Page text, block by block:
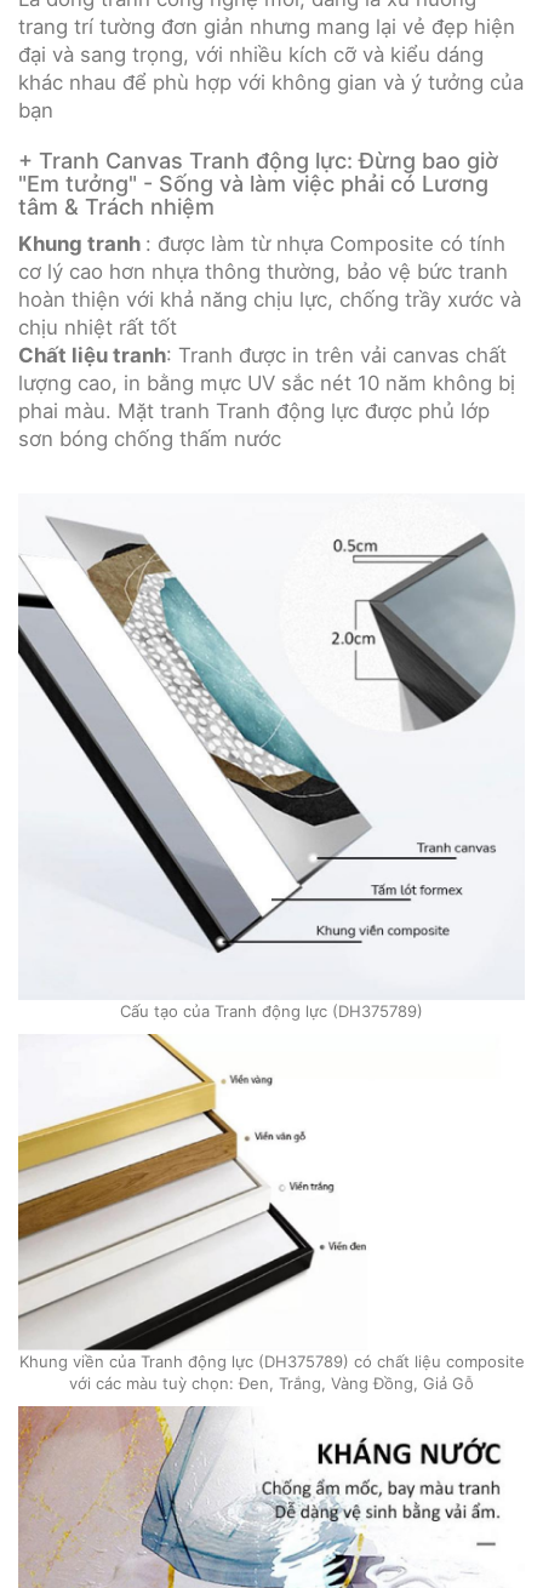
trang trí tường đơn giản nhưng mang lại vẻ đẹp hiện
đại và sang trọng, với nhiều kích cỡ và kiểu dáng
khác nhau để phù hợp với không gian và ý tưởng của
bạn
+ Tranh Canvas Tranh động lực: Đừng bao giờ
"Em tưởng" - Sống và làm việc phải có Lương
tâm & Trách nhiệm
Khung tranh : được làm từ nhựa Composite có tính
cơ lý cao hơn nhựa thông thường, bảo vệ bức tranh
hoàn thiện với khả năng chịu lực, chống trầy xước và
chịu nhiệt rất tốt
Chất liệu tranh: Tranh được in trên vải canvas chất
lượng cao, in bằng mực UV sắc nét 10 năm không bị
phai màu. Mặt tranh Tranh động lực được phủ lớp
sơn bóng chống thấm nước
Cấu tạo của Tranh động lực (DH375789)
Khung viền của Tranh động lực (DH375789) có chất liệu composite
với các màu tuỳ chọn: Đen, Trắng, Vàng Đồng, Giả Gỗ